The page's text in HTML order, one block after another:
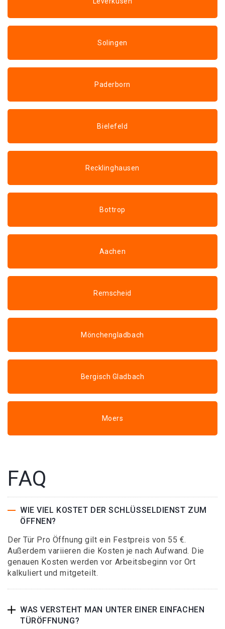
Solingen
Paderborn
Bielefeld
Recklinghausen
Bottrop
Aachen
Remscheid
Mönchengladbach
Bergisch Gladbach
Moers
FAQ
WIE VIEL KOSTET DER SCHLÜSSELDIENST ZUM
ÖFFNEN?
Der Tür Pro Öffnung gilt ein Festpreis von 55 €.
Außerdem variieren die Kosten je nach Aufwand. Die
genauen Kosten werden vor Arbeitsbeginn vor Ort
kalkuliert und mitgeteilt.
WAS VERSTEHT MAN UNTER EINER EINFACHEN
TÜRÖFFNUNG?